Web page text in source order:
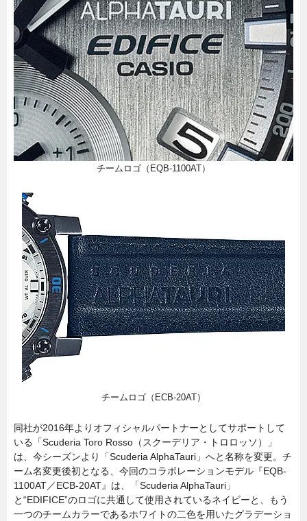
チームロゴ（EQB-1100AT）
チームロゴ（ECB-20AT）
同社が2016年よりオフィシャルパートナーとしてサポートして
いる「Scuderia Toro Rosso（スクーデリア・トロロッソ）」
は、今シーズンより「Scuderia AlphaTauri」へと名称を変更。チ
ーム名変更後初となる、今回のコラボレーションモデル『EQB-
1100AT／ECB-20AT』は、「Scuderia AlphaTauri」
と“EDIFICE”のロゴに共通して使用されているネイビーと、もう
一つのチームカラーであるホワイトの二色を用いたグラデーショ